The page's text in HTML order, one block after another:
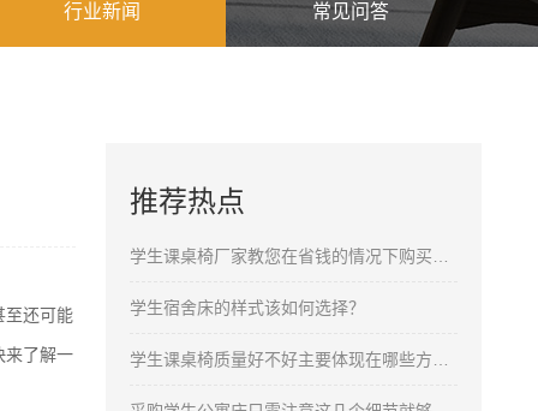
行业新闻 常见问答
至还可能
来了解一
推荐热点
学生宿舍床的样式该如何选择？